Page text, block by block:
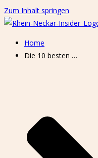
Zum Inhalt springen
Home
Die 10 besten …